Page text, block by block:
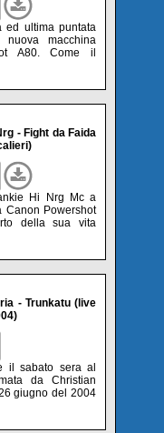
ed ultima puntata
macchina
A80. Come il
- Fight da Faida
Hi Nrg Mc a
Canon Powershot
della sua vita
- Trunkatu (live
il sabato sera al
da Christian
giugno del 2004